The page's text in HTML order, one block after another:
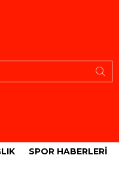
SPOR HABERLERI